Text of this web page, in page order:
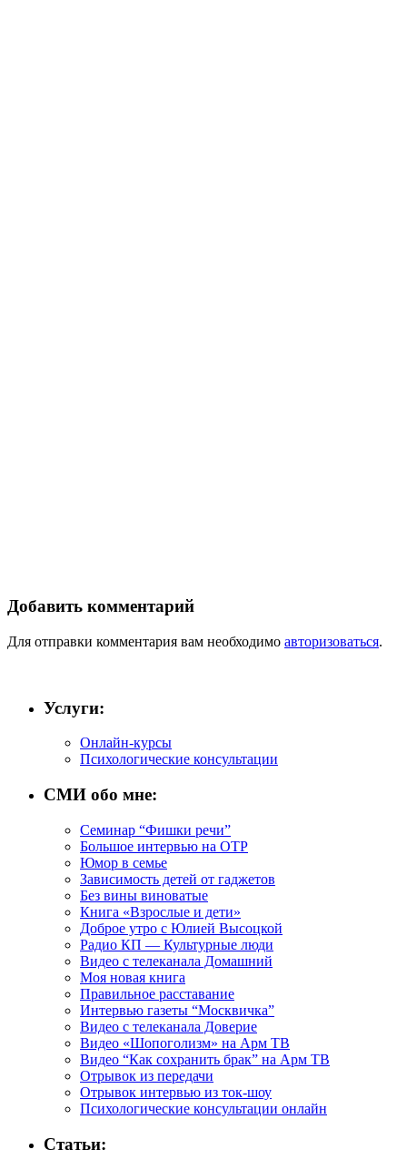
Добавить комментарий
Для отправки комментария вам необходимо авторизоваться.
Услуги:
Онлайн-курсы
Психологические консультации
СМИ обо мне:
Семинар “Фишки речи”
Большое интервью на ОТР
Юмор в семье
Зависимость детей от гаджетов
Без вины виноватые
Книга «Взрослые и дети»
Доброе утро с Юлией Высоцкой
Радио КП — Культурные люди
Видео с телеканала Домашний
Моя новая книга
Правильное расставание
Интервью газеты “Москвичка”
Видео с телеканала Доверие
Видео «Шопоголизм» на Арм ТВ
Видео “Как сохранить брак” на Арм ТВ
Отрывок из передачи
Отрывок интервью из ток-шоу
Психологические консультации онлайн
Статьи: